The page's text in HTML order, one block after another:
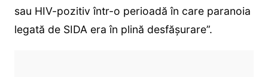
sau HIV-pozitiv într-o perioadă în care paranoia
legată de SIDA era în plină desfășurare”.